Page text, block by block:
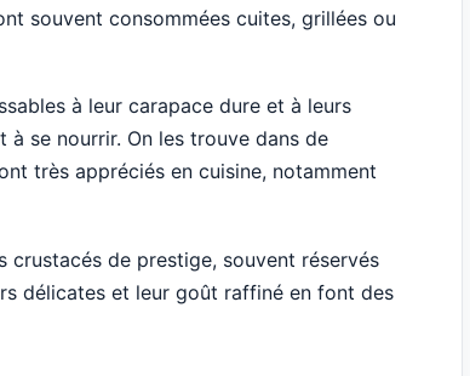
souvent consommées cuites, grillées ou
à leur carapace dure et à leurs
se nourrir. On les trouve dans de
très appréciés en cuisine, notamment
crustacés de prestige, souvent réservés
délicates et leur goût raffiné en font des